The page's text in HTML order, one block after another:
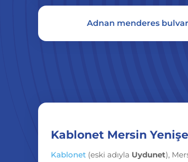
Adnan menderes bulvar
Kablonet Mersin
Kablonet (eski adıyla Uydunet),